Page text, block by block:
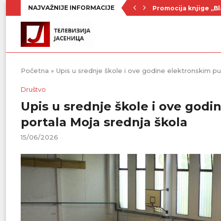
NAJVAŽNIJE INFORMACIJE Promocija knjige
Početna » Upis u srednje škole i ove godine elektronskim
Društvo
Upis u srednje škole i ove
portala Moja srednja škola
15/06/2026